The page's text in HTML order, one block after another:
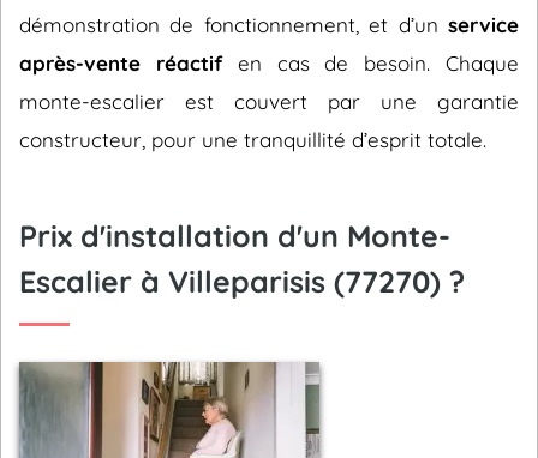
démonstration de fonctionnement, et d’un service
après-vente réactifen cas de besoin. Chaque
monte-escalier est couvert par une garantie
constructeur, pour une tranquillité d’esprit totale.
Prix d'installation d'un Monte-
Escalier à Villeparisis (77270) ?